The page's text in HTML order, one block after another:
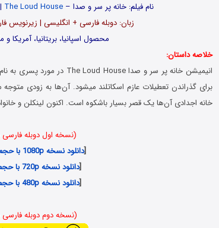
نام فیلم: خانه پر سر و صدا – The Loud House
زبان: دوبله فارسی + انگلیسی | زیرنویس فارسی:
محصول اسپانیا، بریتانیا، آمریکا و مکزیک
خلاصه داستان:
برای گذراندن تعطیلات عازم اسکاتلند میشود. آن‌ها به زودی
خانه اجدادی آن‌ها یک قصر بسیار باشکوه است. اکنون لینکلن و
(نسخه اول دوبله
[دانلود نسخه 1080p با حجم 1.06 گیگابایت
[دانلود نسخه 720p با حجم 675 مگابایت
[دانلود نسخه 480p با حجم 418 مگابایت
(نسخه دوم دوبله